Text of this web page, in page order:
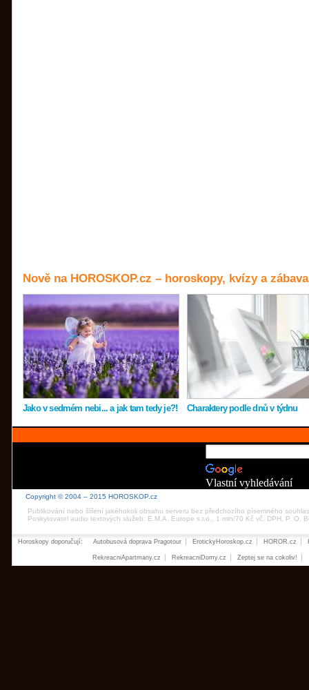
Nově na HOROSKOP.cz – horoskopy, kvízy a zábava
Jako v sedmém nebi... a jak tam tedy je?! Charaktery podle dnů v týdnu
Vlastní vyhledávání
Copyright © 2004 – 2015 HOROSKOP.cz
Publikování nebo šíření jakéhokoli obsahu serveru bez předchozího písemného
Poskytovatel audio textových služeb: E.M.A. Europe s.r.o., 1 min/70 Kč vč. DPH, P. O.
Horoskopy doporučují: Autobusová doprava Pragotour ErotickyHoroskop.cz HOROR.cz
RekreacniApartmany.cz RekreacniDomy.cz Zeptej se na cokoliv!